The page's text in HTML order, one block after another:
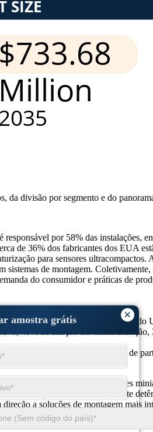
×
amostra grátis
da divisão por segmento e do
por 58% das instalações,
de 36% dos fabricantes dos EUA
para sensores
de montagem.
do consumidor e práticas de
415,69 milhões em 2025,
40% de adoção em
de montagem sustentável, 22% de
pela demanda por sensores
a Europa e a América do Norte
a soluções de montagem mais